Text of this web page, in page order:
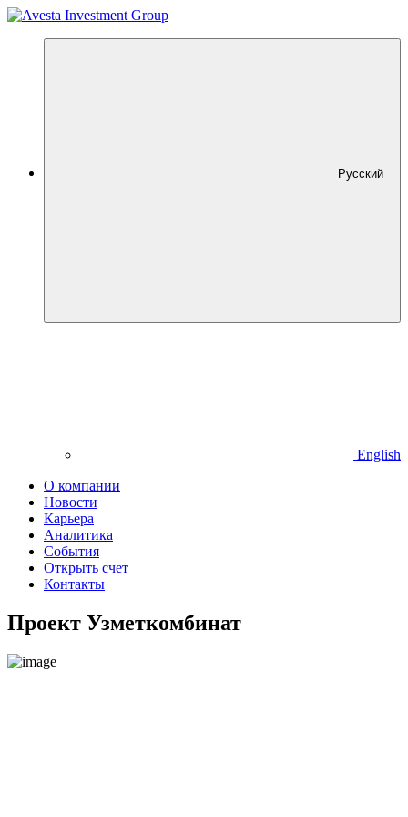
Русский
English
О компании
Новости
Карьера
Аналитика
События
Открыть счет
Контакты
Проект Узметкомбинат